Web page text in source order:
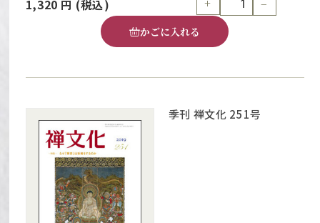
1,320 円 (税込)
かごに入れる
季刊 禅文化 251号